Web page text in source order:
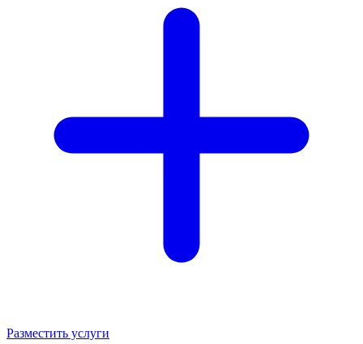
Разместить услуги